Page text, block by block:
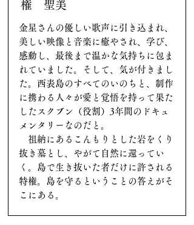
権 聖美
金星さんの優しい歌声に引き込まれ、
美しい映像と音楽に癒やされ、学び、
感動し、最後まで温かな気持ちに包ま
れていました。そして、気が付きまし
た。西表島のすべてのいのちと、制作
に携わる人々が愛と覚悟を持って果た
したスクブン（役割）3年間のドキュ
メンタリーなのだと。
祖納にあるこんもりとした岩をくり
抜き墓とし、やがて自然に還ってい
く。島で生き抜いた者だけに許される
特権。島を守るということの答えがそ
こにある。